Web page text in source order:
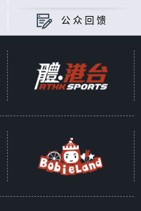
公众回馈